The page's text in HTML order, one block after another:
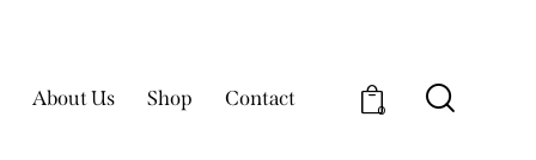
About Us Shop Contact 0